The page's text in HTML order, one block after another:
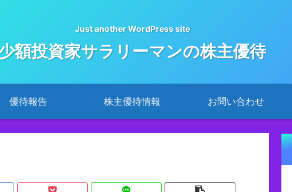
Just another WordPress site
額投資家サラリーマンの株主優待
優待報告 株主優待情報 お問い合わせ